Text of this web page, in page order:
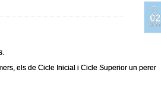
5
02
2011
els de Cicle Inicial i Cicle Superior un perer